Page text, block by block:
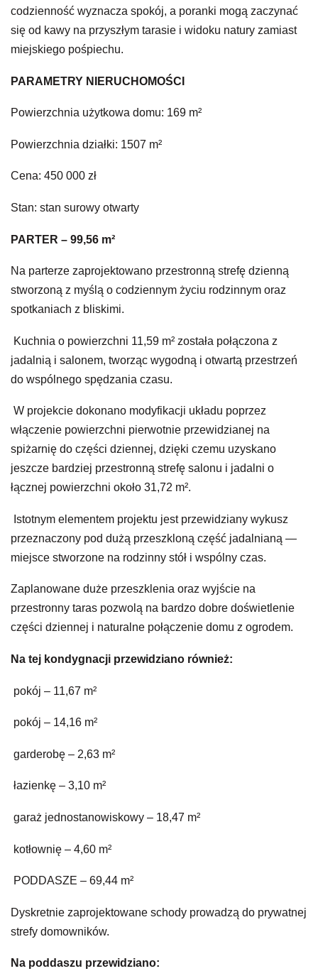
codzienność wyznacza spokój, a poranki mogą zaczynać
się od kawy na przyszłym tarasie i widoku natury zamiast
miejskiego pośpiechu.
PARAMETRY NIERUCHOMOŚCI
Powierzchnia użytkowa domu: 169 m²
Powierzchnia działki: 1507 m²
Cena: 450 000 zł
Stan: stan surowy otwarty
PARTER – 99,56 m²
Na parterze zaprojektowano przestronną strefę dzienną
stworzoną z myślą o codziennym życiu rodzinnym oraz
spotkaniach z bliskimi.
Kuchnia o powierzchni 11,59 m² została połączona z
jadalnią i salonem, tworząc wygodną i otwartą przestrzeń
do wspólnego spędzania czasu.
W projekcie dokonano modyfikacji układu poprzez
włączenie powierzchni pierwotnie przewidzianej na
spiżarnię do części dziennej, dzięki czemu uzyskano
jeszcze bardziej przestronną strefę salonu i jadalni o
łącznej powierzchni około 31,72 m².
Istotnym elementem projektu jest przewidziany wykusz
przeznaczony pod dużą przeszkloną część jadalnianą —
miejsce stworzone na rodzinny stół i wspólny czas.
Zaplanowane duże przeszklenia oraz wyjście na
przestronny taras pozwolą na bardzo dobre doświetlenie
części dziennej i naturalne połączenie domu z ogrodem.
Na tej kondygnacji przewidziano również:
pokój – 11,67 m²
pokój – 14,16 m²
garderobę – 2,63 m²
łazienkę – 3,10 m²
garaż jednostanowiskowy – 18,47 m²
kotłownię – 4,60 m²
PODDASZE – 69,44 m²
Dyskretnie zaprojektowane schody prowadzą do prywatnej
strefy domowników.
Na poddaszu przewidziano: